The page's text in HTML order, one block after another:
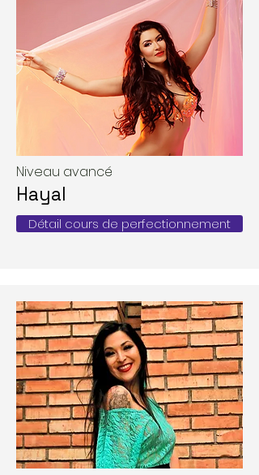
Niveau avancé
Hayal
Détail cours de perfectionnement